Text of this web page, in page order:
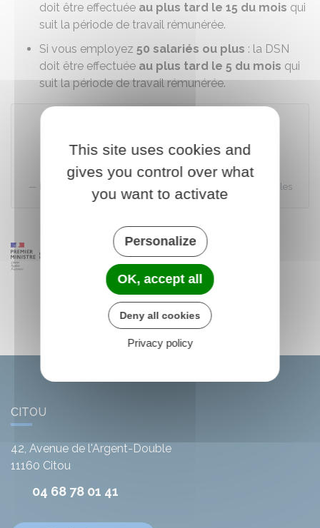
doit être effectuée au plus tard le 15 du mois qui
suit la période de travail rémunérée.
Si vous employez 50 salariés ou plus : la DSN
doit être effectuée au plus tard le 5 du mois qui
suit la période de travail rémunérée.
Accéder au téléservice
Net-entreprises-GIP Modernisation des déclarations sociales
CITOU
42, Avenue de l'Argent-Double
11160 Citou
04 68 78 01 41
This site uses cookies and
gives you control over what
you want to activate
Personalize
OK, accept all
Deny all cookies
Privacy policy